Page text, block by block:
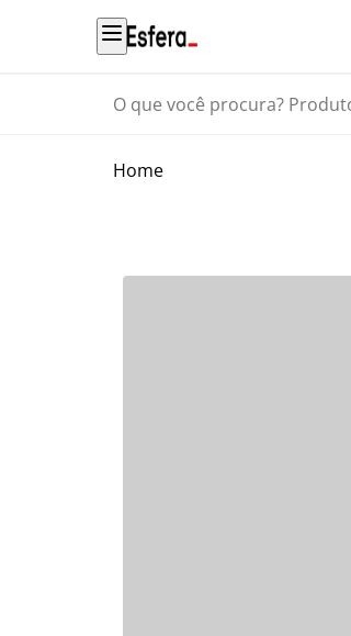
O que você procura? Produtos,
Home